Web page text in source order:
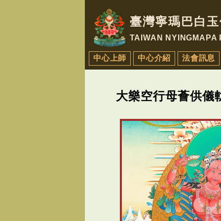
臺灣寧瑪巴白
TAIWAN
中心上師 中心介紹 法會訊息
大樂空行母薈供儀